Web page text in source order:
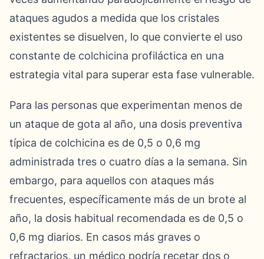
ataques agudos a medida que los cristales
existentes se disuelven, lo que convierte el uso
constante de colchicina profiláctica en una
estrategia vital para superar esta fase vulnerable.
Para las personas que experimentan menos de
un ataque de gota al año, una dosis preventiva
típica de colchicina es de 0,5 o 0,6 mg
administrada tres o cuatro días a la semana. Sin
embargo, para aquellos con ataques más
frecuentes, específicamente más de un brote al
año, la dosis habitual recomendada es de 0,5 o
0,6 mg diarios. En casos más graves o
refractarios, un médico podría recetar dos o